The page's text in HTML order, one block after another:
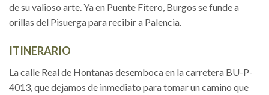
de su valioso arte. Ya en Puente Fitero, Burgos se funde a
orillas del Pisuerga para recibir a Palencia.
ITINERARIO
La calle Real de Hontanas desemboca en la carretera BU-P-
4013, que dejamos de inmediato para tomar un camino que